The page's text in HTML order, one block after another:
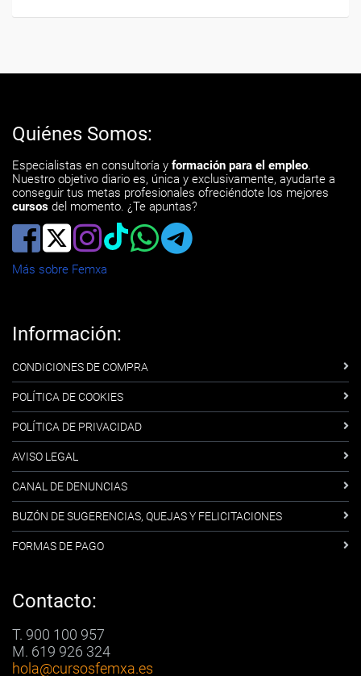
Quiénes Somos:
Especialistas en consultoría y formación para el empleo.
Nuestro objetivo diario es, única y exclusivamente, ayudarte a
conseguir tus metas profesionales ofreciéndote los mejores
cursos del momento. ¿Te apuntas?
Más sobre Femxa
Información:
CONDICIONES DE COMPRA
POLÍTICA DE COOKIES
POLÍTICA DE PRIVACIDAD
AVISO LEGAL
CANAL DE DENUNCIAS
BUZÓN DE SUGERENCIAS, QUEJAS Y FELICITACIONES
FORMAS DE PAGO
Contacto:
T. 900 100 957
M. 619 926 324
hola@cursosfemxa.es